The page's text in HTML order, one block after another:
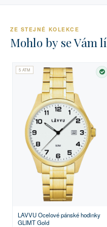
ZE STEJNÉ KOLEKCE
Mohlo by se Vám
5 ATM
LAVVU Ocelové pánské hodinky
GLIMT Gold